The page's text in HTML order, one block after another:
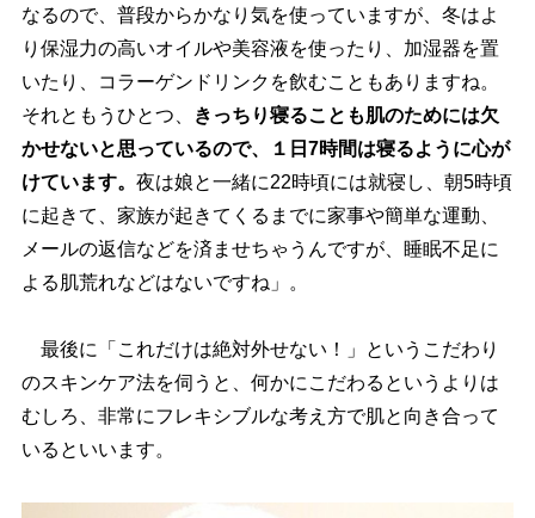
なるので、普段からかなり気を使っていますが、冬はよ
り保湿力の高いオイルや美容液を使ったり、加湿器を置
いたり、コラーゲンドリンクを飲むこともありますね。
それともうひとつ、
きっちり寝ることも肌のためには欠
かせないと思っているので、１日7時間は寝るように心が
けています。 夜は娘と一緒に22時頃には就寝し、朝5時頃
に起きて、家族が起きてくるまでに家事や簡単な運動、
メールの返信などを済ませちゃうんですが、睡眠不足に
よる肌荒れなどはないですね」。
最後に「これだけは絶対外せない！」というこだわり
のスキンケア法を伺うと、何かにこだわるというよりは
むしろ、非常にフレキシブルな考え方で肌と向き合って
いるといいます。